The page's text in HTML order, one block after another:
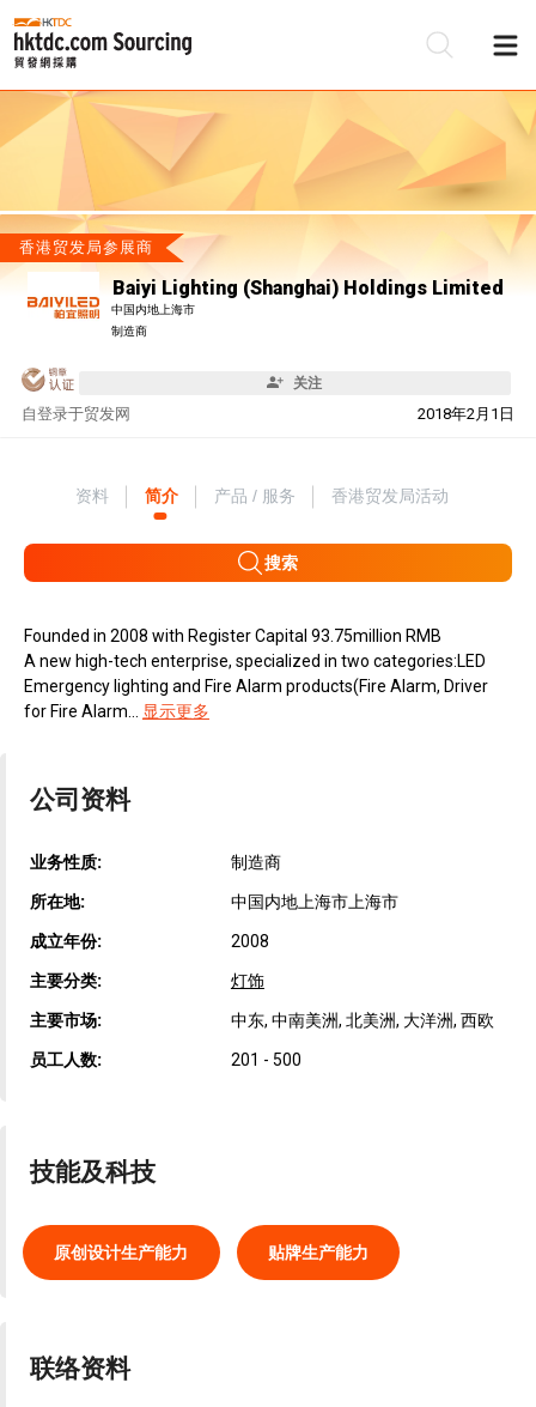
香港贸发局参展商
Baiyi Lighting (Shanghai) Holdings Limited
中国内地上海市
制造商
关注
自 2018年2月1日
登录于贸发网
资料 简介 产品 / 服务 香港贸发局活动
搜索
Founded in 2008 with Register Capital 93.75million RMB
A new high-tech enterprise, specialized in two categories:LED
Emergency lighting and Fire Alarm products(Fire Alarm, Driver
for Fire Alarm...
显示更多
公司资料
业务性质: 制造商
所在地: 中国内地上海市上海市
成立年份: 2008
主要分类: 灯饰
主要市场: 中东, 中南美洲, 北美洲, 大洋洲, 西欧
员工人数: 201 - 500
技能及科技
原创设计生产能力 贴牌生产能力
联络资料